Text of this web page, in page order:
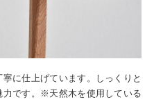
に仕上げています。しっくりと
力です。※天然木を使用している